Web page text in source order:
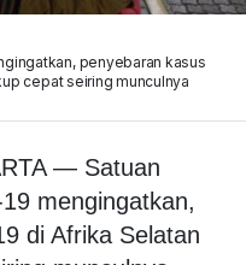
penyebaran kasus
cepat seiring munculnya
— Satuan
mengingatkan,
di Afrika Selatan